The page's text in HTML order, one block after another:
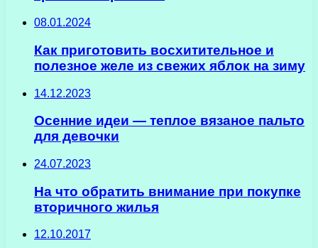
08.01.2024
Как приготовить восхитительное и
полезное желе из свежих яблок на зиму
14.12.2023
Осенние идеи — теплое вязаное пальто
для девочки
24.07.2023
На что обратить внимание при покупке
вторичного жилья
12.10.2017